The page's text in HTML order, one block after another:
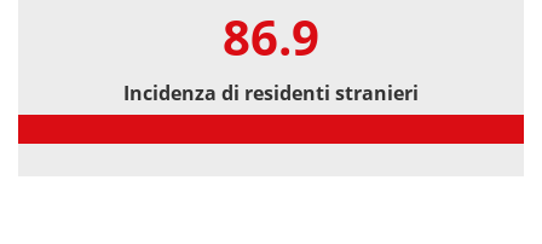
86.9
Incidenza di residenti stranieri